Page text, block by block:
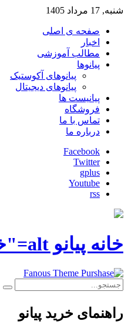
شنبه, 17 مرداد 1405
صفحه ی اصلی
اخبار
مطالب آموزشی
پیانوها
پیانوهای آکوستیک
پیانوهای دیجیتال
پیانیست ها
فروشگاه
تماس با ما
درباره ما
Facebook
Twitter
gplus
Youtube
rss
خانه پیانو alt="خانه پیانو" title="خانه پیانو"
راهنمای خرید پیانو